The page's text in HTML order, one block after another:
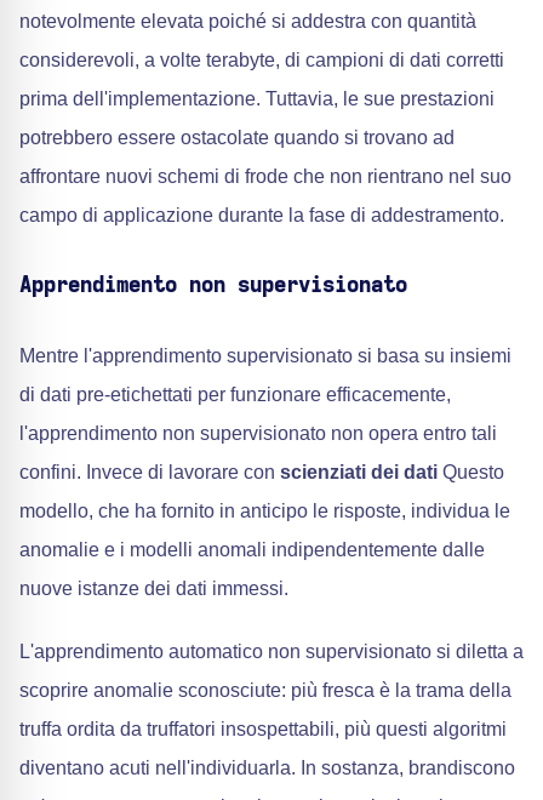
notevolmente elevata poiché si addestra con quantità
considerevoli, a volte terabyte, di campioni di dati corretti
prima dell'implementazione. Tuttavia, le sue prestazioni
potrebbero essere ostacolate quando si trovano ad
affrontare nuovi schemi di frode che non rientrano nel suo
campo di applicazione durante la fase di addestramento.
Apprendimento non supervisionato
Mentre l'apprendimento supervisionato si basa su insiemi
di dati pre-etichettati per funzionare efficacemente,
l'apprendimento non supervisionato non opera entro tali
confini. Invece di lavorare con scienziati dei dati Questo
modello, che ha fornito in anticipo le risposte, individua le
anomalie e i modelli anomali indipendentemente dalle
nuove istanze dei dati immessi.
L'apprendimento automatico non supervisionato si diletta a
scoprire anomalie sconosciute: più fresca è la trama della
truffa ordita da truffatori insospettabili, più questi algoritmi
diventano acuti nell'individuarla. In sostanza, brandiscono